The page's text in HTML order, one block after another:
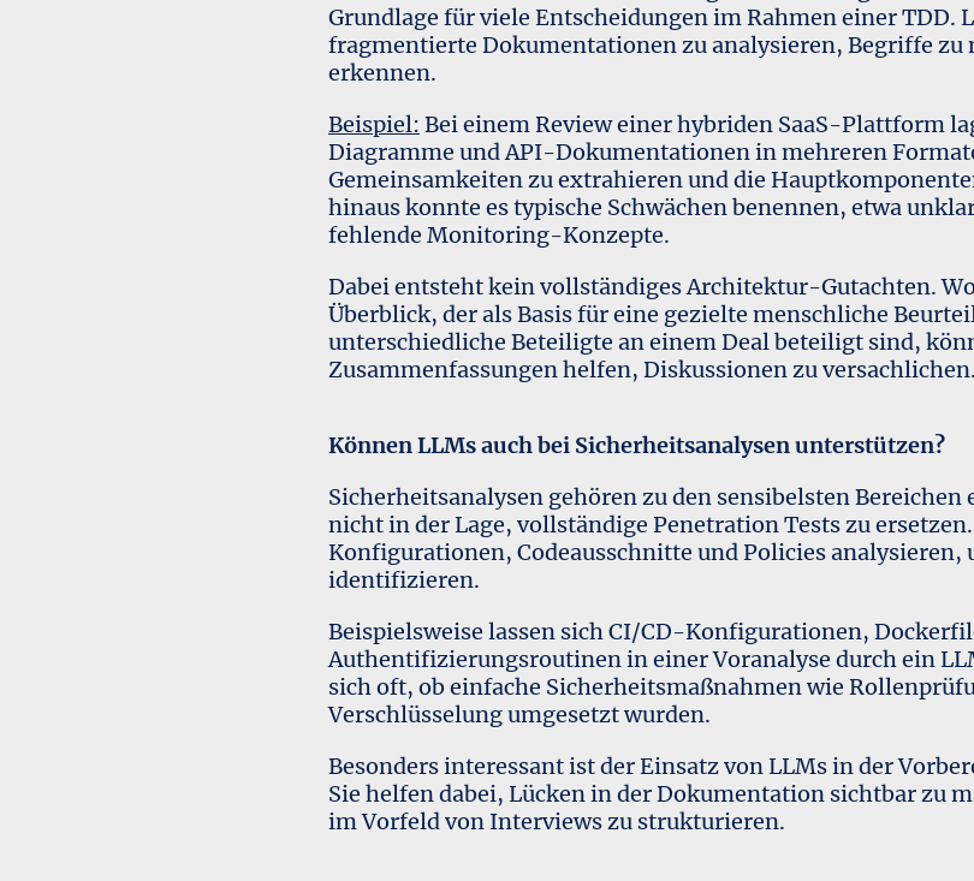
Grundlage für viele Entscheidungen im Rahmen einer TDD.
fragmentierte Dokumentationen zu analysieren, Begriffe
erkennen.
Beispiel: Bei einem Review einer hybriden SaaS-Plattform
Diagramme und API-Dokumentationen in mehreren
Gemeinsamkeiten zu extrahieren und die
hinaus konnte es typische Schwächen benennen, etwa
fehlende Monitoring-Konzepte.
Dabei entsteht kein vollständiges Architektur-Gutachten.
Überblick, der als Basis für eine gezielte menschliche
unterschiedliche Beteiligte an einem Deal beteiligt sind,
Zusammenfassungen helfen, Diskussionen zu versachlichen.
Können LLMs auch bei Sicherheitsanalysen unterstützen?
Sicherheitsanalysen gehören zu den sensibelsten Bereichen
nicht in der Lage, vollständige Penetration Tests zu
Konfigurationen, Codeausschnitte und Policies analysieren,
identifizieren.
Beispielsweise lassen sich CI/CD-Konfigurationen,
Authentifizierungsroutinen in einer Voranalyse durch ein
sich oft, ob einfache Sicherheitsmaßnahmen wie
Verschlüsselung umgesetzt wurden.
Besonders interessant ist der Einsatz von LLMs in der
Sie helfen dabei, Lücken in der Dokumentation sichtbar zu
im Vorfeld von Interviews zu strukturieren.